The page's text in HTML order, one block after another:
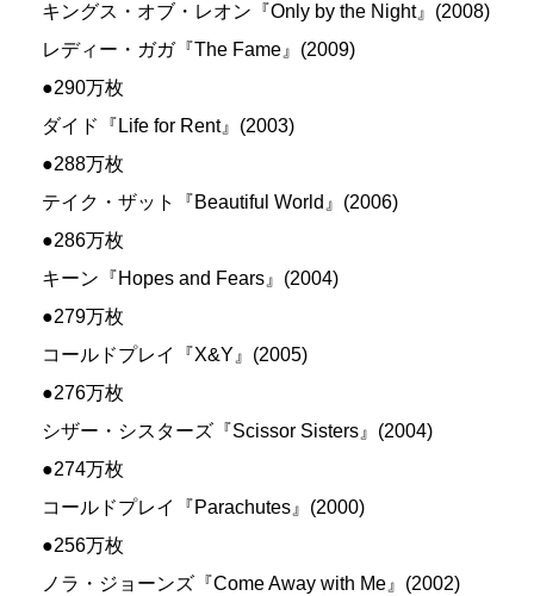
キングス・オブ・レオン『Only by the Night』(2008)
レディー・ガガ『The Fame』(2009)
●290万枚
ダイド『Life for Rent』(2003)
●288万枚
テイク・ザット『Beautiful World』(2006)
●286万枚
キーン『Hopes and Fears』(2004)
●279万枚
コールドプレイ『X&Y』(2005)
●276万枚
シザー・シスターズ『Scissor Sisters』(2004)
●274万枚
コールドプレイ『Parachutes』(2000)
●256万枚
ノラ・ジョーンズ『Come Away with Me』(2002)